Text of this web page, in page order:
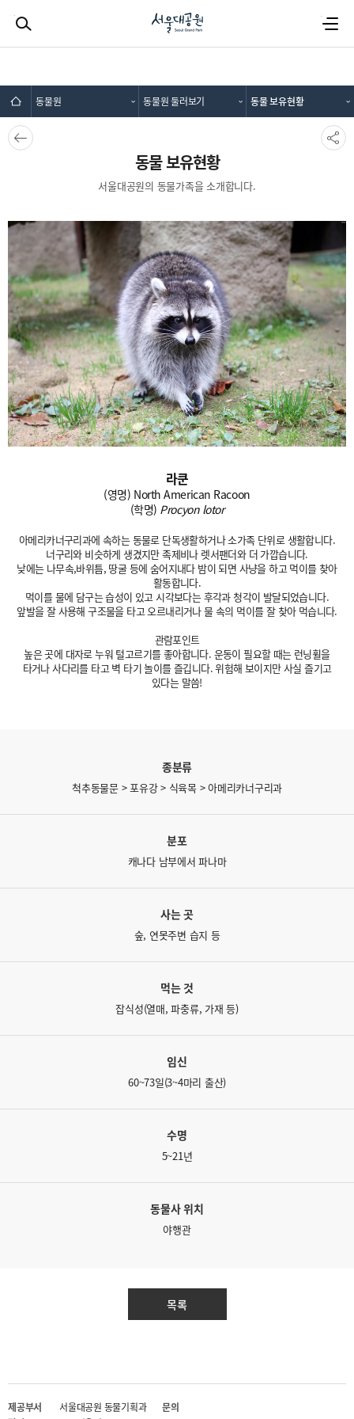
동물원 동물원 둘러보기 동물 보유현황
뒤로가
기
SNS공
유
동물 보유현황
서울대공원의 동물가족을 소개합니다.
라쿤
(영명) North American Racoon
(학명) Procyon lotor
아메리카너구리과에 속하는 동물로 단독생활하거나 소가족 단위로 생활합니다.
너구리와 비슷하게 생겼지만 족제비나 렛서팬더와 더 가깝습니다.
낮에는 나무속,바위틈, 땅굴 등에 숨어지내다 밤이 되면 사냥을 하고 먹이를 찾아
활동합니다.
먹이를 물에 담구는 습성이 있고 시각보다는 후각과 청각이 발달되었습니다.
앞발을 잘 사용해 구조물을 타고 오르내리거나 물 속의 먹이를 잘 찾아 먹습니다.
관람포인트
높은 곳에 대자로 누워 털고르기를 좋아합니다. 운동이 필요할 때는 런닝휠을
타거나 사다리를 타고 벽 타기 놀이를 즐깁니다. 위험해 보이지만 사실 즐기고
있다는 말씀!
종분류
척추동물문 > 포유강 > 식육목 > 아메리카너구리과
분포
캐나다 남부에서 파나마
사는 곳
숲, 연못주변 습지 등
먹는 것
잡식성(열매, 파충류, 가재 등)
임신
60~73일(3~4마리 출산)
수명
5~21년
동물사 위치
야행관
목록
제공부서
서울대공원 동물기획과
문의